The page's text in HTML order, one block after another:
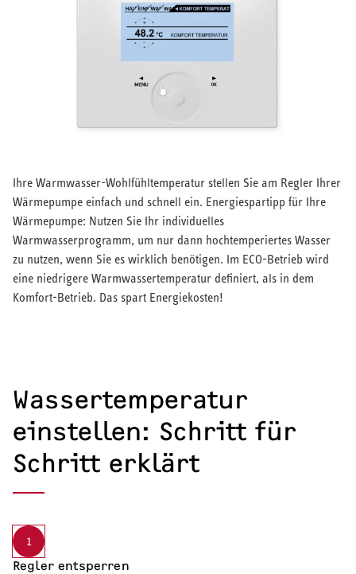
Reparaturinformationen
Ihre Warmwasser-Wohlfühltemperatur stellen Sie am Regler Ihrer
Wärmepumpe einfach und schnell ein. Energiespartipp für Ihre
Wärmepumpe: Nutzen Sie Ihr individuelles
Warmwasserprogramm, um nur dann hochtemperiertes Wasser
zu nutzen, wenn Sie es wirklich benötigen. Im ECO-Betrieb wird
eine niedrigere Warmwassertemperatur definiert, als in dem
Komfort-Betrieb. Das spart Energiekosten!
Wassertemperatur
einstellen: Schritt für
Schritt erklärt
1
Regler entsperren